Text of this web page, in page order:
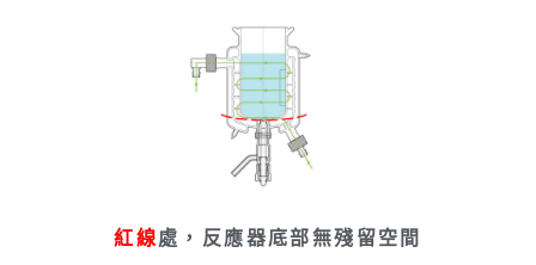
紅線處，反應器底部無殘留空間